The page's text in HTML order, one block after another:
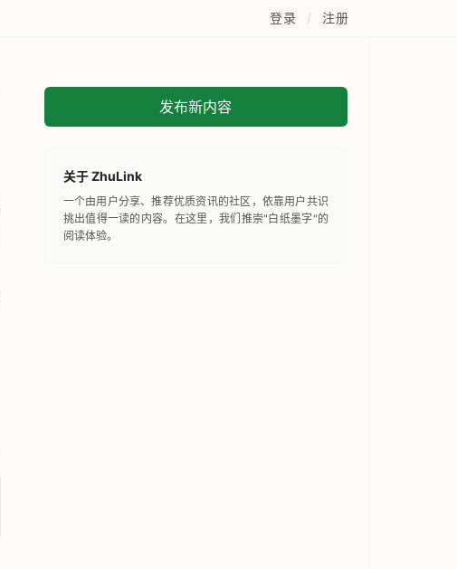
登录 / 注册
发布新内容
关于 ZhuLink
一个由用户分享、推荐优质资讯的社区，依靠用户共识
挑出值得一读的内容。在这里，我们推崇"白纸墨字"的
阅读体验。